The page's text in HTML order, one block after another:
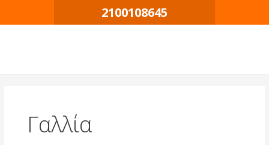
2100108645
Γαλλία